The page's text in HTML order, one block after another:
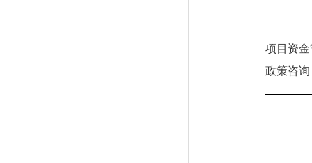
项目资
政策咨询